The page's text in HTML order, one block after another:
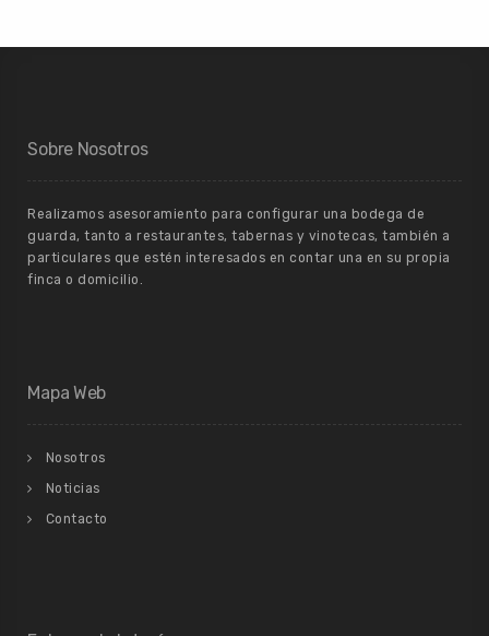
Sobre Nosotros
Realizamos asesoramiento para configurar una bodega de
guarda, tanto a restaurantes, tabernas y vinotecas, también a
particulares que estén interesados en contar una en su propia
finca o domicilio.
Mapa Web
Nosotros
Noticias
Contacto